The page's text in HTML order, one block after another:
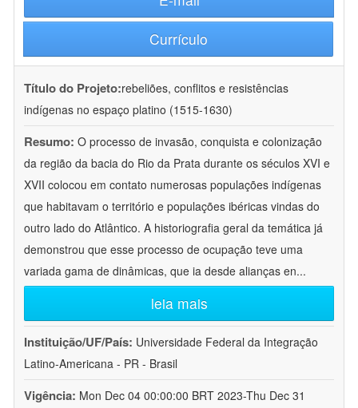
Currículo
Título do Projeto:rebeliões, conflitos e resistências
indígenas no espaço platino (1515-1630)
Resumo: O processo de invasão, conquista e colonização
da região da bacia do Rio da Prata durante os séculos XVI e
XVII colocou em contato numerosas populações indígenas
que habitavam o território e populações ibéricas vindas do
outro lado do Atlântico. A historiografia geral da temática já
demonstrou que esse processo de ocupação teve uma
variada gama de dinâmicas, que ia desde alianças en...
leia mais
Instituição/UF/País: Universidade Federal da Integração
Latino-Americana - PR - Brasil
Vigência: Mon Dec 04 00:00:00 BRT 2023-Thu Dec 31